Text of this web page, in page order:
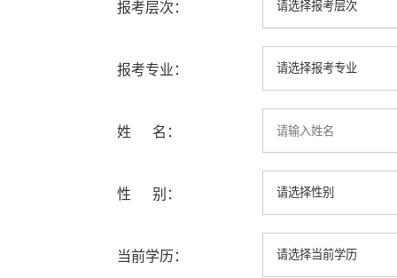
报考层次：
报考专业：
姓 名：
性 别：
当前学历：